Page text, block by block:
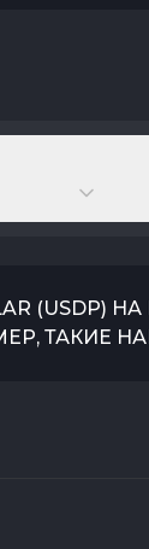
(USDP) НА
ТАКИЕ